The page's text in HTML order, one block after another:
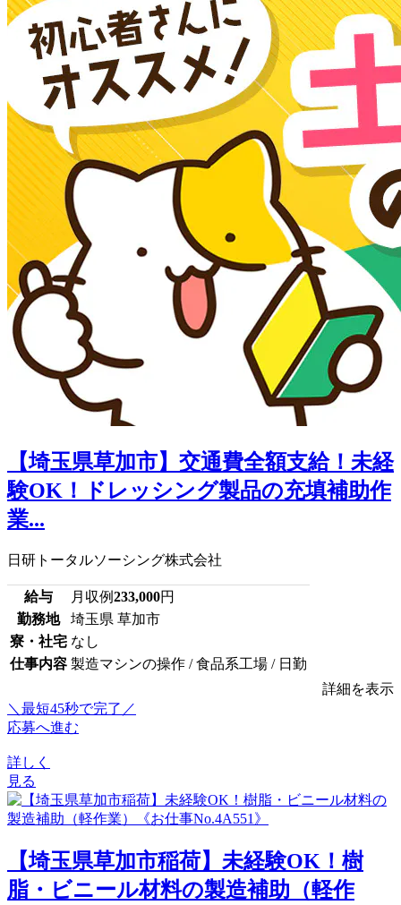
【埼玉県草加市】交通費全額支給！未経
験OK！ドレッシング製品の充填補助作
業...
日研トータルソーシング株式会社
給与 月収例233,000円
勤務地
埼玉県 草加市
寮・社宅 なし
仕事内容 製造マシンの操作 / 食品系工場 / 日勤
詳細を表示
＼最短45秒で完了／
応募へ進む
詳しく
見る
【埼玉県草加市稲荷】未経験OK！樹
脂・ビニール材料の製造補助（軽作